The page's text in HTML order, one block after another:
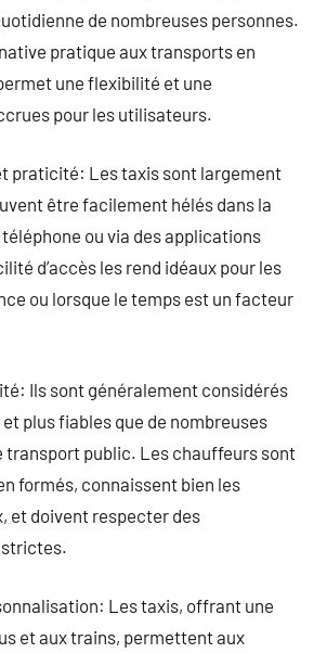
de nombreuses personnes.
pratique aux transports en
une flexibilité et une
pour les utilisateurs.
praticité: Les taxis sont largement
être facilement hélés dans la
ou via des applications
d’accès les rend idéaux pour les
ou lorsque le temps est un facteur
Ils sont généralement considérés
plus fiables que de nombreuses
transport public. Les chauffeurs sont
formés, connaissent bien les
et doivent respecter des
Les taxis, offrant une
et aux trains, permettent aux